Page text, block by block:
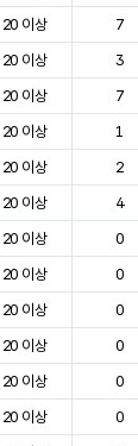
20 이상 7
20 이상 3
20 이상 7
20 이상 1
20 이상 2
20 이상 4
20 이상 0
20 이상 0
20 이상 0
20 이상 0
20 이상 0
20 이상 0